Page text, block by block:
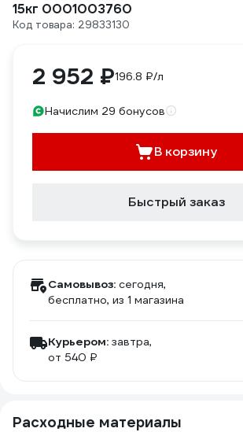
15кг 0001003760
Код товара: 29833130
2 952 ₽196.8 ₽/л
Начислим 29 бонусов
В корзину
Быстрый заказ
Самовывоз: сегодня,
бесплатно, из 1 магазина
Курьером: завтра,
от 540 ₽
Расходные материалы